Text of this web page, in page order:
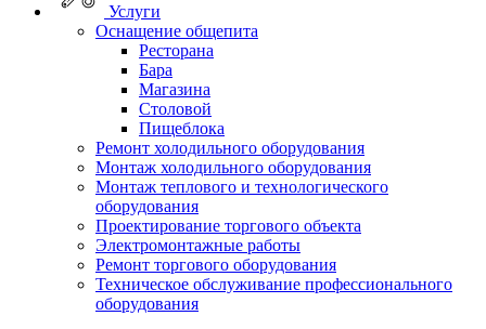
Услуги
Оснащение общепита
Ресторана
Бара
Магазина
Столовой
Пищеблока
Ремонт холодильного оборудования
Монтаж холодильного оборудования
Монтаж теплового и технологического
оборудования
Проектирование торгового объекта
Электромонтажные работы
Ремонт торгового оборудования
Техническое обслуживание профессионального
оборудования